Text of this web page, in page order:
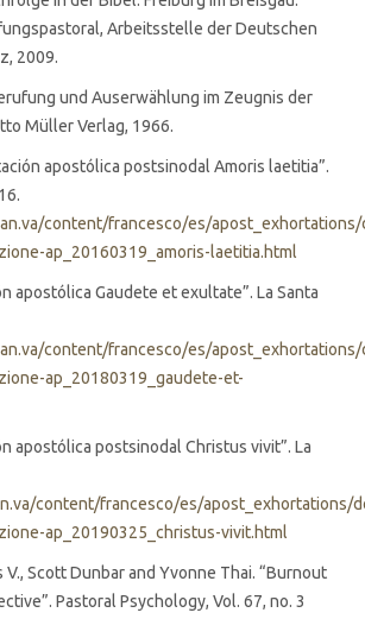
Arbeitsstelle der Deutschen
2009.
und Auserwählung im Zeugnis der
Müller Verlag, 1966.
apostólica postsinodal Amoris laetitia”.
content/francesco/es/
ap_20160319_amoris-laetitia.html
apostólica Gaudete et exultate”. La Santa
content/francesco/es/
ap_20180319_gaudete-et-
apostólica postsinodal Christus vivit”. La
content/francesco/es/apost_exhortations/
ap_20190325_christus-vivit.html
V., Scott Dunbar and Yvonne Thai. “Burnout
Pastoral Psychology, Vol. 67, no. 3